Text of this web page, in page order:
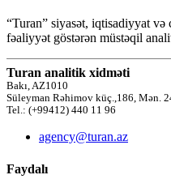
“Turan” siyasət, iqtisadiyyat və
fəaliyyət göstərən müstəqil
Turan analitik xidməti
Bakı, AZ1010
Süleyman Rəhimov küç.,186, Mən.
Tel.: (+99412) 440 11 96
agency@turan.az
Faydalı